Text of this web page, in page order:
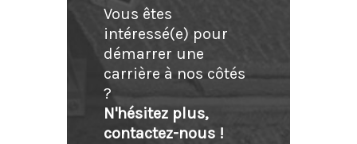
Vous êtes
intéressé(e) pour
démarrer une
carrière à nos côtés
?
N'hésitez plus,
contactez-nous !